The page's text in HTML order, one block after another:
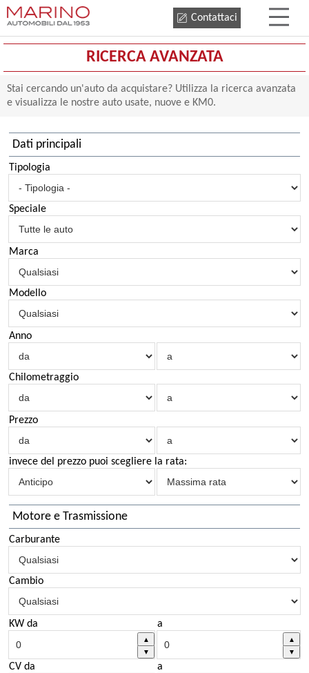
Contattaci
RICERCA AVANZATA
Stai cercando un'auto da acquistare? Utilizza la ricerca avanzata
e visualizza le nostre auto usate, nuove e KM0.
Dati principali
Tipologia
Speciale
Marca
Modello
Anno
Chilometraggio
Prezzo
invece del prezzo puoi scegliere la rata:
Motore e Trasmissione
Carburante
Cambio
KW da a
CV da a